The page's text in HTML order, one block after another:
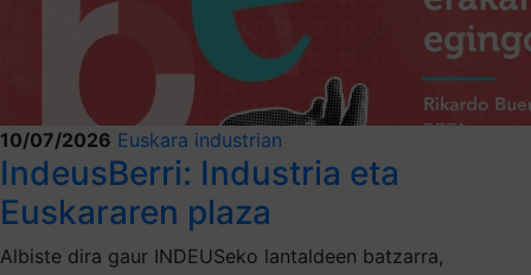
10/07/2026 Euskara industrian
IndeusBerri: Industria eta
Euskararen plaza
Albiste dira gaur INDEUSeko lantaldeen batzarra,